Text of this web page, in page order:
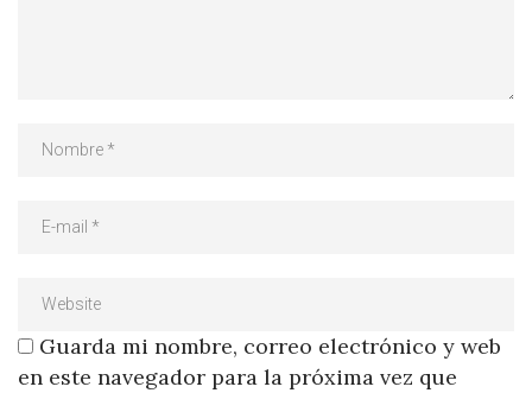
Guarda mi nombre, correo electrónico y web
en este navegador para la próxima vez que